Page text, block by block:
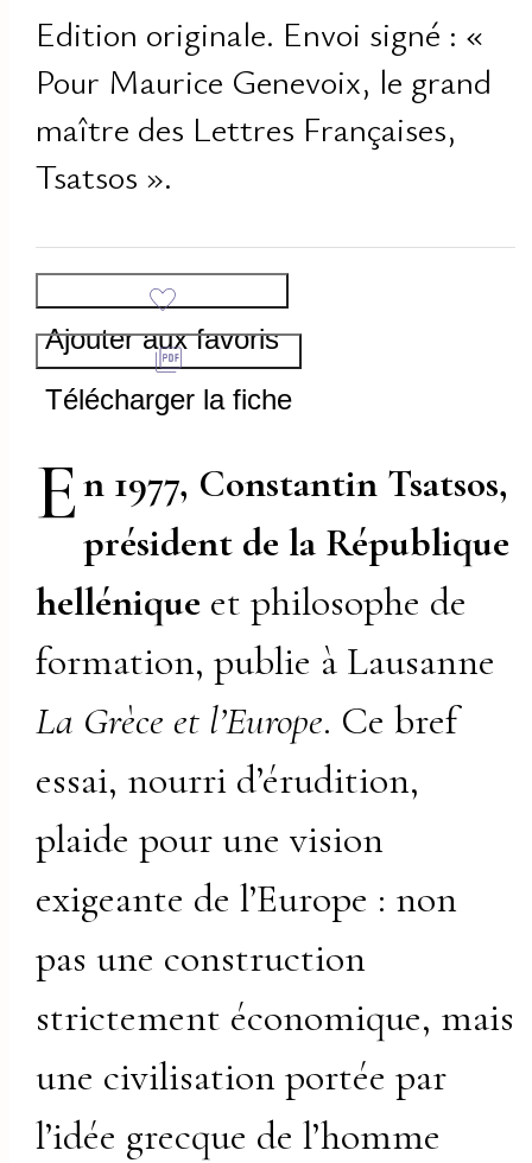
Edition originale. Envoi signé : «
Pour Maurice Genevoix, le grand
maître des Lettres Françaises,
Tsatsos ».
Ajouter aux favoris
Télécharger la fiche
En 1977, Constantin Tsatsos,
président de la République
hellénique et philosophe de
formation, publie à Lausanne
La Grèce et l’Europe. Ce bref
essai, nourri d’érudition,
plaide pour une vision
exigeante de l’Europe : non
pas une construction
strictement économique, mais
une civilisation portée par
l’idée grecque de l’homme